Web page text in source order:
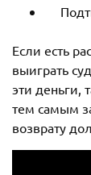
Если есть
выиграть
эти деньги,
тем самым
возврату